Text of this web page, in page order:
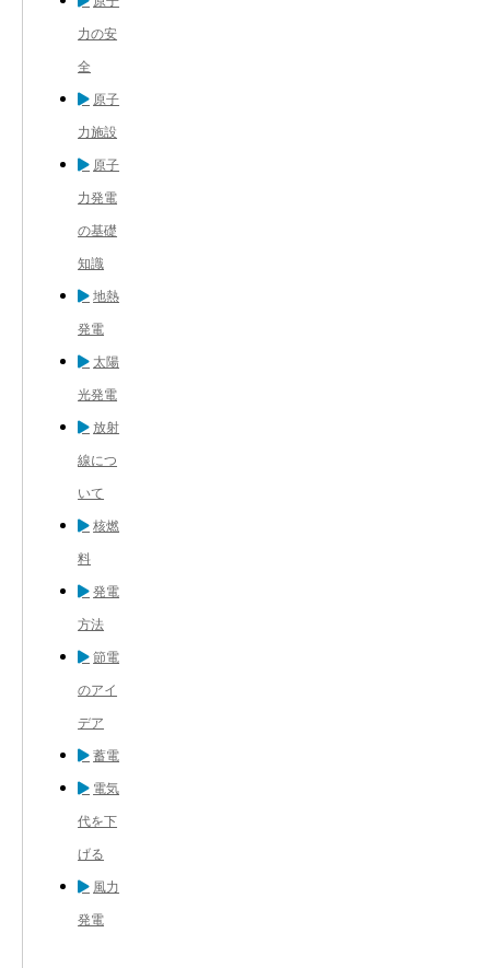
力の安
全
原子
力施設
原子
力発電
の基礎
知識
地熱
発電
太陽
光発電
放射
線につ
いて
核燃
料
発電
方法
節電
のアイ
デア
蓄電
電気
代を下
げる
風力
発電